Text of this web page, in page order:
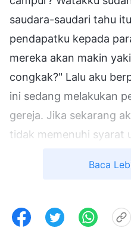
saudara-saudari tahu
pendapatku kepada
mereka akan makin
congkak?" Lalu aku
ini sedang melakukan
gereja. Jika sekarang
tidak memenuhi syarat
melindunginya dan
serius! Aku bahkan
dikeluarkan juga, itu
Baca